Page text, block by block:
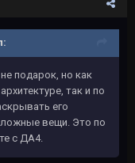
подарок, но как
так и по
его
вещи. Это по
с ДА4.